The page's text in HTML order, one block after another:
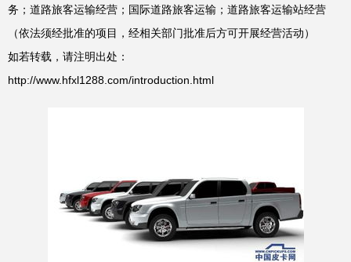
务；道路旅客运输经营；国际道路旅客运输；道路旅客运输站经营
（依法须经批准的项目，经相关部门批准后方可开展经营活动）
如若转载，请注明出处：
http://www.hfxl1288.com/introduction.html